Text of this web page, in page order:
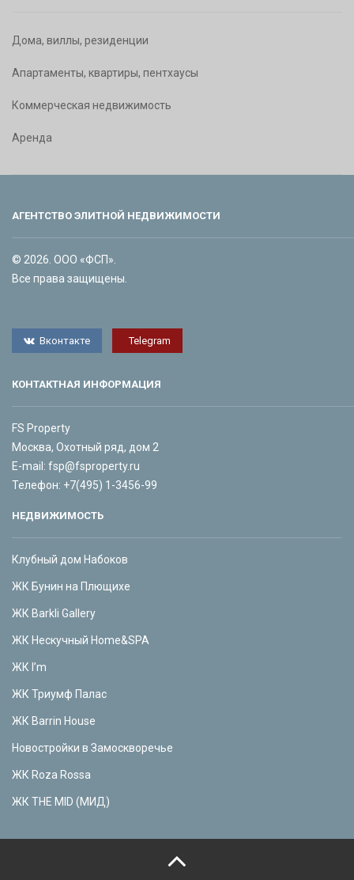
Дома, виллы, резиденции
Апартаменты, квартиры, пентхаусы
Коммерческая недвижимость
Аренда
АГЕНТСТВО ЭЛИТНОЙ НЕДВИЖИМОСТИ
© 2026. ООО «ФСП».
Все права защищены.
Вконтакте Telegram
КОНТАКТНАЯ ИНФОРМАЦИЯ
FS Property
Москва, Охотный ряд, дом 2
E-mail: fsp@fsproperty.ru
Телефон: +7(495) 1-3456-99
НЕДВИЖИМОСТЬ
Клубный дом Набоков
ЖК Бунин на Плющихе
ЖК Barkli Gallery
ЖК Нескучный Home&SPA
ЖК I’m
ЖК Триумф Палас
ЖК Barrin House
Новостройки в Замоскворечье
ЖК Roza Rossa
ЖК THE MID (МИД)